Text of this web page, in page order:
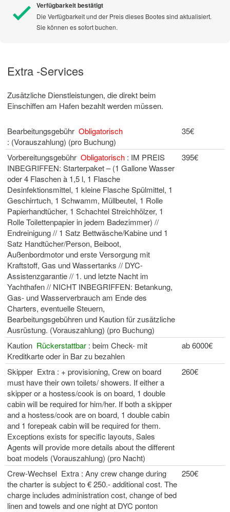
Verfügbarkeit bestätigt
Die Verfügbarkeit und der Preis dieses Bootes sind aktualisiert.
Sie können es sofort buchen.
Extra -Services
Zusätzliche Dienstleistungen, die direkt beim
Einschiffen am Hafen bezahlt werden müssen.
Bearbeitungsgebühr Obligatorisch
: (Vorauszahlung) (pro Buchung)
35€
Vorbereitungsgebühr Obligatorisch : IM PREIS
INBEGRIFFEN: Starterpaket – (1 Gallone Wasser
oder 4 Flaschen à 1,5 l, 1 Flasche
Desinfektionsmittel, 1 kleine Flasche Spülmittel, 1
Geschirrtuch, 1 Schwamm, Müllbeutel, 1 Rolle
Papierhandtücher, 1 Schachtel Streichhölzer, 1
Rolle Toilettenpapier in jedem Badezimmer) //
Endreinigung // 1 Satz Bettwäsche/Kabine und 1
Satz Handtücher/Person, Beiboot,
Außenbordmotor und erste Versorgung mit
Kraftstoff, Gas und Wassertanks // DYC-
Assistenzgarantie // 1. und letzte Nacht im
Yachthafen // NICHT INBEGRIFFEN: Betankung,
Gas- und Wasserverbrauch am Ende des
Charters, eventuelle Steuern,
Bearbeitungsgebühren und Kaution für zusätzliche
Ausrüstung. (Vorauszahlung) (pro Buchung)
395€
Kaution Rückerstattbar : beim Check- mit
Kreditkarte oder in Bar zu bezahlen
ab 6000€
Skipper Extra : + provisioning, Crew on board
must have their own toilets/ showers. If either a
skipper or a hostess/cook is on board, 1 double
cabin will be required for him/her. If both a skipper
and a hostess/cook are on board, 1 double cabin
and 1 forepeak cabin will be required for them.
Exceptions exists for specific layouts, Sales
Agents will provide more details about the different
boat models (Vorauszahlung) (pro Nacht)
260€
Crew-Wechsel Extra : Any crew change during
the charter is subject to € 250.- additional cost. The
charge includes administration cost, change of bed
linen and towels and one night at DYC ponton
250€